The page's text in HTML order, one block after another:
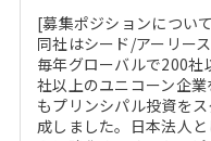
[募集ポジションについ
同社はシード/アーリー
毎年グローバルで200
社以上のユニコーン企
もプリンシパル投資を
成しました。日本法人